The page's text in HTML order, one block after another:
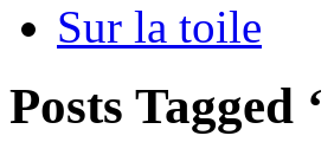
Sur la toile
Posts Tagged